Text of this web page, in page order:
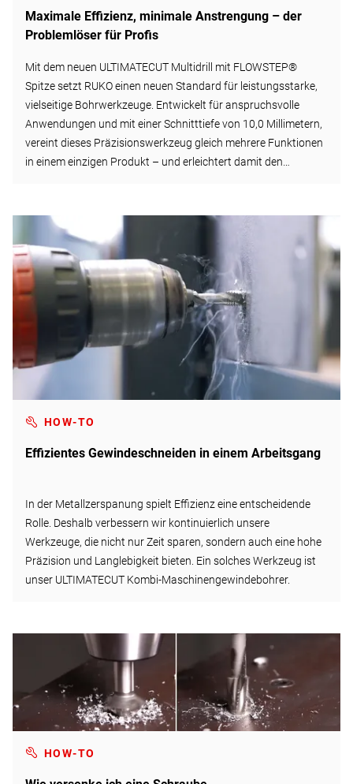
Maximale Effizienz, minimale Anstrengung – der
Problemlöser für Profis
Mit dem neuen ULTIMATECUT Multidrill mit FLOWSTEP®
Spitze setzt RUKO einen neuen Standard für leistungsstarke,
vielseitige Bohrwerkzeuge. Entwickelt für anspruchsvolle
Anwendungen und mit einer Schnitttiefe von 10,0 Millimetern,
vereint dieses Präzisionswerkzeug gleich mehrere Funktionen
in einem einzigen Produkt – und erleichtert damit den
HOW-TO
Effizientes Gewindeschneiden in einem Arbeitsgang
In der Metallzerspanung spielt Effizienz eine entscheidende
Rolle. Deshalb verbessern wir kontinuierlich unsere
Werkzeuge, die nicht nur Zeit sparen, sondern auch eine hohe
Präzision und Langlebigkeit bieten. Ein solches Werkzeug ist
unser ULTIMATECUT Kombi-Maschinengewindebohrer.
HOW-TO